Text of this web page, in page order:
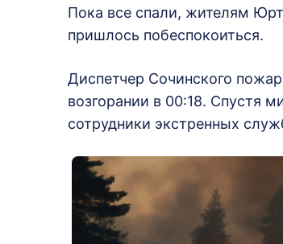
Пока все спали, жителям
пришлось побеспокоиться.
Диспетчер Сочинского
возгорании в 00:18. Спустя
сотрудники экстренных